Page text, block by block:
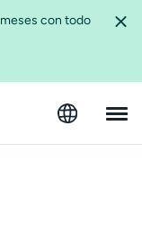
con todo